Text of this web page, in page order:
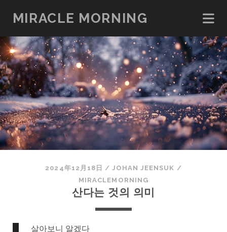
MIRACLE MORNING
2024年12月18日 / JOHAN JEENSUK /
MIRACLEMORNING
산다는 것의 의미
살아보니 알겠다